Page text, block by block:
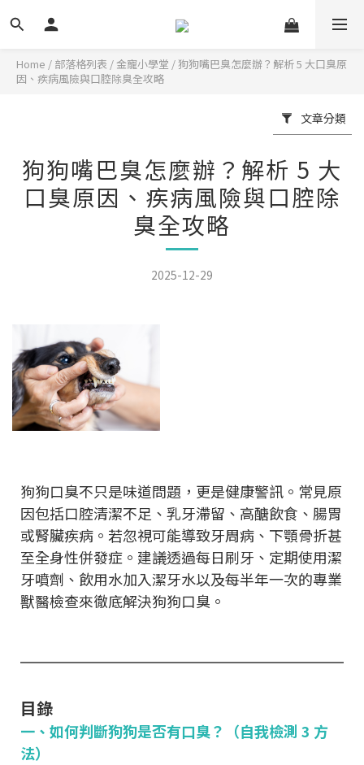
Home / 部落格列表 /金寵小學堂 /狗狗嘴巴臭怎麼辦？解析 5 大口臭原
因、疾病風險與口腔除臭全攻略
文章分類
狗狗嘴巴臭怎麼辦？解析 5 大
口臭原因、疾病風險與口腔除
臭全攻略
2025-12-29
狗狗口臭不只是味道問題，更是健康警訊。常見原
因包括口腔清潔不足、乳牙滯留、高醣飲食、腸胃
或腎臟疾病。若忽視可能導致牙周病、下顎骨折甚
至全身性併發症。建議透過每日刷牙、定期使用潔
牙噴劑、飲用水加入潔牙水以及每半年一次的專業
獸醫檢查來徹底解決狗狗口臭。
目錄
一、如何判斷狗狗是否有口臭？（自我檢測 3 方
法）